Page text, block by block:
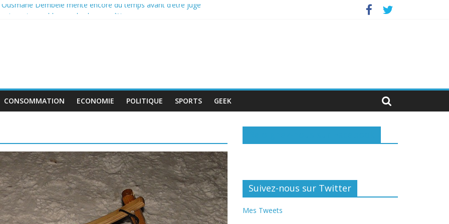
Ousmane Dembélé mérite encore du temps avant d’être jugé
CONSOMMATION ECONOMIE POLITIQUE SPORTS GEEK
Suivez-nous sur Twitter
Mes Tweets